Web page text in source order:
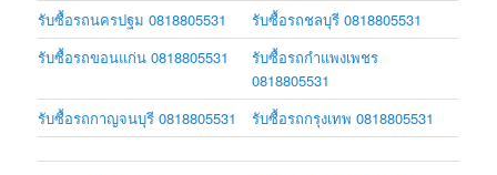
รับซื้อรถนครปฐม 0818805531
รับซื้อรถชลบุรี 0818805531
รับซื้อรถขอนแก่น 0818805531
รับซื้อรถกำแพงเพชร
0818805531
รับซื้อรถกาญจนบุรี 0818805531
รับซื้อรถกรุงเทพ 0818805531